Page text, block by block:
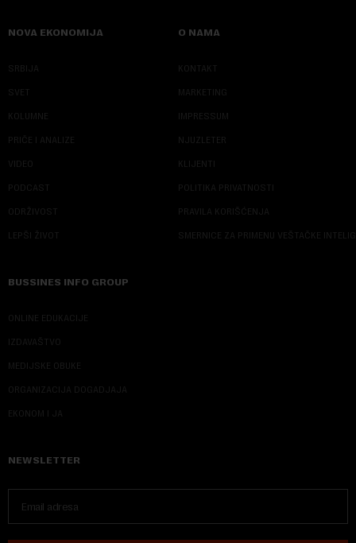
NOVA EKONOMIJA
SRBIJA
SVET
KOLUMNE
PRIČE I ANALIZE
VIDEO
PODCAST
ODRŽIVOST
LEPŠI ŽIVOT
O NAMA
KONTAKT
MARKETING
IMPRESSUM
NJUZLETER
KLIJENTI
POLITIKA PRIVATNOSTI
PRAVILA KORIŠĆENJA
SMERNICE ZA PRIMENU VEŠTAČKE
BUSSINES INFO GROUP
ONLINE EDUKACIJE
IZDAVAŠTVO
MEDIJSKE OBUKE
ORGANIZACIJA DOGADJAJA
EKONOM I JA
NEWSLETTER